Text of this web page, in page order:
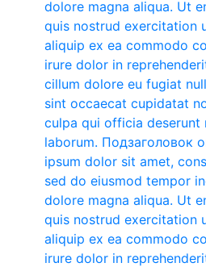
dolore magna aliqua. Ut
quis nostrud exercitation
aliquip ex ea commodo
irure dolor in
cillum dolore eu fugiat
sint occaecat cupidatat
culpa qui officia deserunt
laborum. Подзаголовок
ipsum dolor sit amet,
sed do eiusmod tempor
dolore magna aliqua. Ut
quis nostrud exercitation
aliquip ex ea commodo
irure dolor in